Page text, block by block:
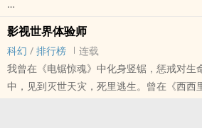
又或者化身黑衣人，与外星人斗智斗勇。
环太平洋、超能陆战队、端脑、三体、流浪
影视世界体验师
科幻 / 排行榜
连载
我曾在《电锯惊魂》中化身竖锯，惩戒对生
中，见到灭世天灾，死里逃生。曾在《西西